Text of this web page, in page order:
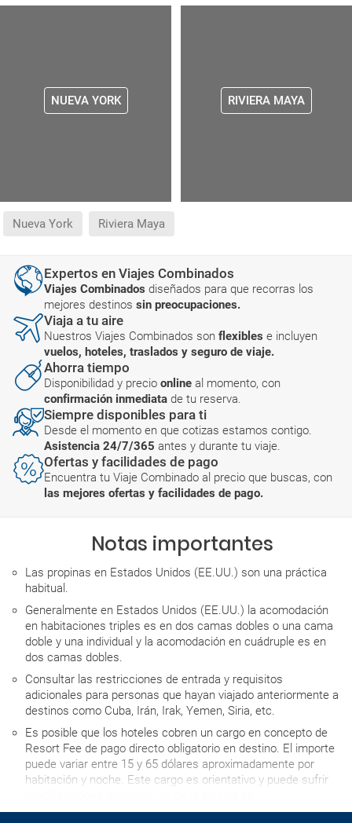
NUEVA YORK RIVIERA MAYA
Nueva York Riviera Maya
Expertos en Viajes Combinados
Viajes Combinados diseñados para que recorras los
mejores destinos sin preocupaciones.
Viaja a tu aire
Nuestros Viajes Combinados son flexibles e incluyen
vuelos, hoteles, traslados y seguro de viaje.
Ahorra tiempo
Disponibilidad y precio online al momento, con
confirmación inmediata de tu reserva.
Siempre disponibles para ti
Desde el momento en que cotizas estamos contigo.
Asistencia 24/7/365 antes y durante tu viaje.
Ofertas y facilidades de pago
Encuentra tu Viaje Combinado al precio que buscas, con
las mejores ofertas y facilidades de pago.
Notas importantes
Las propinas en Estados Unidos (EE.UU.) son una práctica
habitual.
Generalmente en Estados Unidos (EE.UU.) la acomodación
en habitaciones triples es en dos camas dobles o una cama
doble y una individual y la acomodación en cuádruple es en
dos camas dobles.
Consultar las restricciones de entrada y requisitos
adicionales para personas que hayan viajado anteriormente a
destinos como Cuba, Irán, Irak, Yemen, Siria, etc.
Es posible que los hoteles cobren un cargo en concepto de
Resort Fee de pago directo obligatorio en destino. El importe
puede variar entre 15 y 65 dólares aproximadamente por
habitación y noche. Este cargo es orientativo y puede sufrir
establecimiento.